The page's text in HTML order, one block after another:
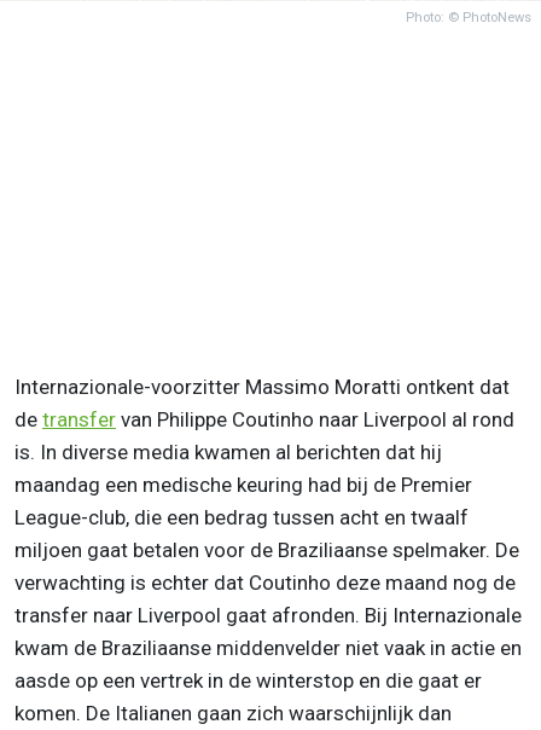
Photo: © PhotoNews
Internazionale-voorzitter Massimo Moratti ontkent dat
de transfer van Philippe Coutinho naar Liverpool al rond
is. In diverse media kwamen al berichten dat hij
maandag een medische keuring had bij de Premier
League-club, die een bedrag tussen acht en twaalf
miljoen gaat betalen voor de Braziliaanse spelmaker. De
verwachting is echter dat Coutinho deze maand nog de
transfer naar Liverpool gaat afronden. Bij Internazionale
kwam de Braziliaanse middenvelder niet vaak in actie en
aasde op een vertrek in de winterstop en die gaat er
komen. De Italianen gaan zich waarschijnlijk dan